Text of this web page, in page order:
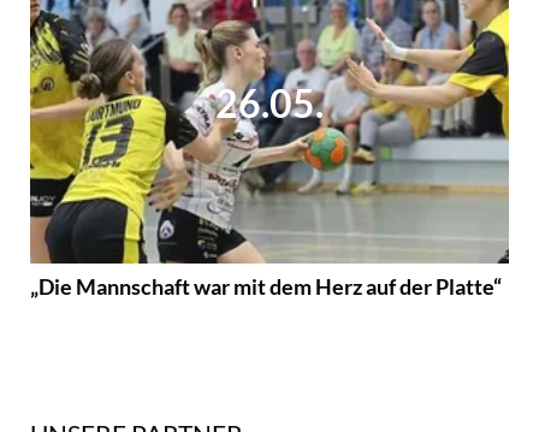
26.05.
„Die Mannschaft war mit dem Herz auf der Platte“